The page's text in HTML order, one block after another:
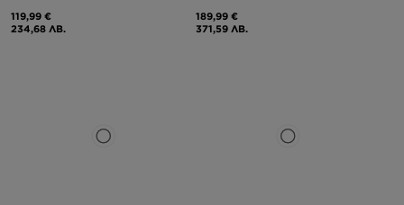
119,99 €
234,68 ЛВ.
189,99 €
371,59 ЛВ.